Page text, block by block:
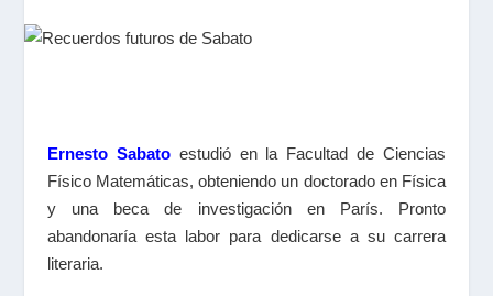
Ernesto Sabatoestudió en la Facultad de Ciencias
Físico Matemáticas, obteniendo un doctorado en Física
y una beca de investigación en París. Pronto
abandonaría esta labor para dedicarse a su carrera
literaria.